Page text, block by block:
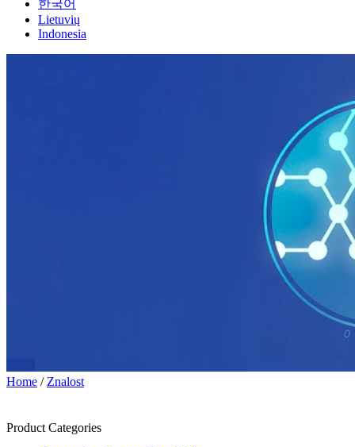
한국어
Lietuvių
Indonesia
Home / Znalost
Product Categories